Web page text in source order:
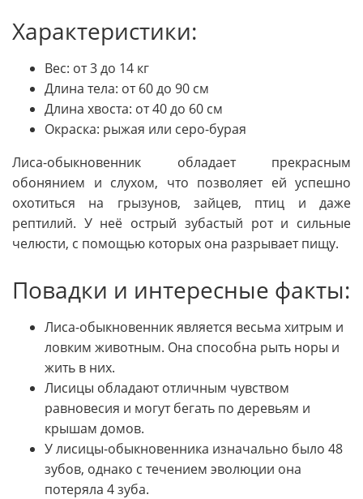
Характеристики:
Вес: от 3 до 14 кг
Длина тела: от 60 до 90 см
Длина хвоста: от 40 до 60 см
Окраска: рыжая или серо-бурая
Лиса-обыкновенник обладает прекрасным
обонянием и слухом, что позволяет ей успешно
охотиться на грызунов, зайцев, птиц и даже
рептилий. У неё острый зубастый рот и сильные
челюсти, с помощью которых она разрывает пищу.
Повадки и интересные факты:
Лиса-обыкновенник является весьма хитрым и
ловким животным. Она способна рыть норы и
жить в них.
Лисицы обладают отличным чувством
равновесия и могут бегать по деревьям и
крышам домов.
У лисицы-обыкновенника изначально было 48
зубов, однако с течением эволюции она
потеряла 4 зуба.